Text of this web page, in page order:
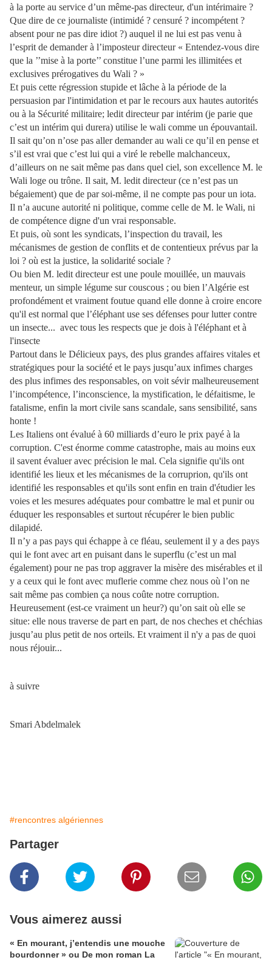
à la porte au service d’un même-pas directeur, d'un intérimaire ?
Que dire de ce journaliste (intimidé ? censuré ? incompétent ?
absent pour ne pas dire idiot ?) auquel il ne lui est pas venu à
l’esprit de demander à l’imposteur directeur « Entendez-vous dire
que la ’’mise à la porte’’ constitue l’une parmi les illimitées et
exclusives prérogatives du Wali ? »
Et puis cette régression stupide et lâche à la période de la
persuasion par l'intimidation et par le recours aux hautes autorités
ou à la Sécurité militaire; ledit directeur par intérim (je parie que
c’est un intérim qui durera) utilise le wali comme un épouvantail.
Il sait qu’on n’ose pas aller demander au wali ce qu’il en pense et
s’il est vrai que c’est lui qui a viré le rebelle malchanceux,
d’ailleurs on ne sait même pas dans quel ciel, son excellence M. le
Wali loge ou trône. Il sait, M. ledit directeur (ce n’est pas un
bégaiement) que de par soi-même, il ne compte pas pour un iota.
Il n’a aucune autorité ni politique, comme celle de M. le Wali, ni
de compétence digne d'un vrai responsable.
Et puis, où sont les syndicats, l’inspection du travail, les
mécanismes de gestion de conflits et de contentieux prévus par la
loi ? où est la justice, la solidarité sociale ?
Ou bien M. ledit directeur est une poule mouillée, un mauvais
menteur, un simple légume sur couscous ; ou bien l’Algérie est
profondément et vraiment foutue quand elle donne à croire encore
qu'il est normal que l’éléphant use ses défenses pour lutter contre
un insecte... avec tous les respects que je dois à l'éléphant et à
l'insecte
Partout dans le Délicieux pays, des plus grandes affaires vitales et
stratégiques pour la société et le pays jusqu’aux infimes charges
des plus infimes des responsables, on voit sévir malheureusement
l’incompétence, l’inconscience, la mystification, le défaitisme, le
fatalisme, enfin la mort civile sans scandale, sans sensibilité, sans
honte !
Les Italiens ont évalué à 60 milliards d’euro le prix payé à la
corruption. C'est énorme comme catastrophe, mais au moins eux
il savent évaluer avec précision le mal. Cela signifie qu'ils ont
identifié les lieux et les mécanismes de la corruprion, qu'ils ont
identifié les responsables et qu'ils sont enfin en train d'étudier les
voies et les mesures adéquates pour combattre le mal et punir ou
éduquer les responsables et surtout récupérer le bien public
dilapidé.
Il n’y a pas pays qui échappe à ce fléau, seulement il y a des pays
qui le font avec art en puisant dans le superflu (c’est un mal
également) pour ne pas trop aggraver la misère des misérables et il
y a ceux qui le font avec muflerie comme chez nous où l’on ne
sait même pas combien ça nous coûte notre corruption.
Heureusement (est-ce vraiment un heur?) qu’on sait où elle se
situe: elle nous traverse de part en part, de nos cheches et chéchias
jusqu’au plus petit de nos orteils. Et vraiment il n'y a pas de quoi
nous réjouir...
à suivre
Smari Abdelmalek
#rencontres algériennes
Partager
Vous aimerez aussi
« En mourant, j’entendis une mouche
bourdonner » ou De mon roman La